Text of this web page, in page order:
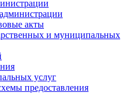
акты
и муниципальных
услуг
предоставления